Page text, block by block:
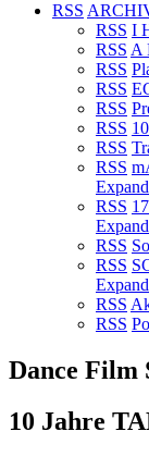
RSS
RSS I
RSS A
RSS
RSS
RSS
RSS
RSS
RSS
RSS
RSS
RSS
RSS
RSS
Dance Film
10 Jahre